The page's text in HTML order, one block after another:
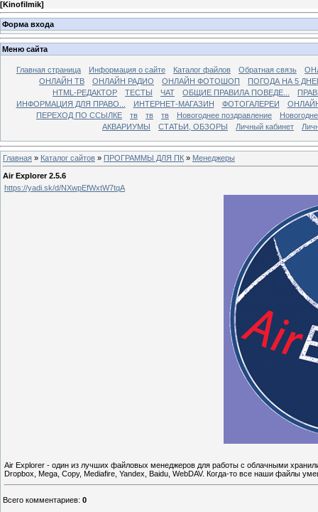
[Kinofilmik]
Форма входа
Меню сайта
Главная страница Информация о сайте Каталог файлов Обратная связь
ОНЛАЙН ТВ
ОНЛАЙН РАДИО ОНЛАЙН ФОТОШОП
ПОГОДА НА 5
HTML-РЕДАКТОР
ТЕСТЫ ЧАТ ОБЩИЕ ПРАВИЛА ПОВЕДЕ...
ИНФОРМАЦИЯ ДЛЯ ПРАВО...
ИНТЕРНЕТ-МАГАЗИН ФОТОГАЛЕРЕИ
ПЕРЕХОД ПО ССЫЛКЕ
тв тв тв Новогоднее поздравление
АКВАРИУМЫ
СТАТЬИ, ОБЗОРЫ Личный кабинет
Главная » Каталог сайтов » ПРОГРАММЫ ДЛЯ ПК » Менеджеры
Air Explorer 2.5.6
https://yadi.sk/d/NXwpEfWxtW7tqA
Air Explorer - один из лучших файловых менеджеров для работы с облачными
Dropbox, Mega, Copy, Mediafire, Yandex, Baidu, WebDAV. Когда-то все наши файлы
Всего комментариев: 0